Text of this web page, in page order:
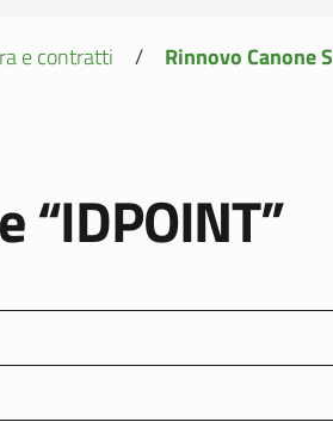
e contratti /
Rinnovo Canone
“IDPOINT”